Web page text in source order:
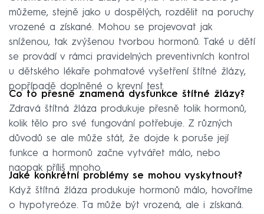
můžeme, stejně jako u dospělých, rozdělit na poruchy
vrozené a získané. Mohou se projevovat jak
sníženou, tak zvýšenou tvorbou hormonů. Také u dětí
se provádí v rámci pravidelných preventivních kontrol
u dětského lékaře pohmatové vyšetření štítné žlázy,
popřípadě doplněné o krevní test.
Co to přesně znamená dysfunkce štítné žlázy?
Zdravá štítná žláza produkuje přesně tolik hormonů,
kolik tělo pro své fungování potřebuje. Z různých
důvodů se ale může stát, že dojde k poruše její
funkce a hormonů začne vytvářet málo, nebo
naopak příliš mnoho.
Jaké konkrétní problémy se mohou vyskytnout?
Když štítná žláza produkuje hormonů málo, hovoříme
o hypotyreóze. Ta může být vrozená, ale i získaná.